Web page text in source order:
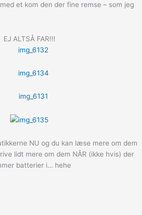
et kom den der fine remse – som jeg
EJ ALTSÅ FAR!!!
NU og du kan læse mere om dem
lidt mere om dem NÅR (ikke hvis) der
batterier i… hehe